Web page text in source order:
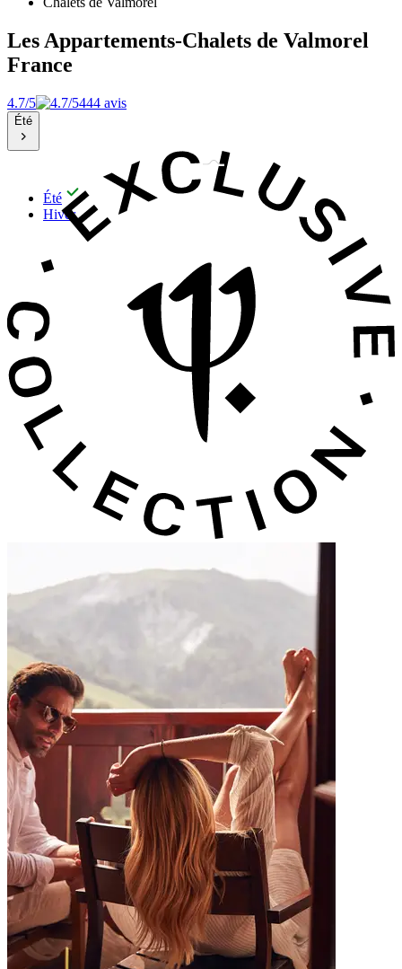
Les Appartements-Chalets de Valmorel
France
4.7/5 444 avis
Été
Été
Hiver